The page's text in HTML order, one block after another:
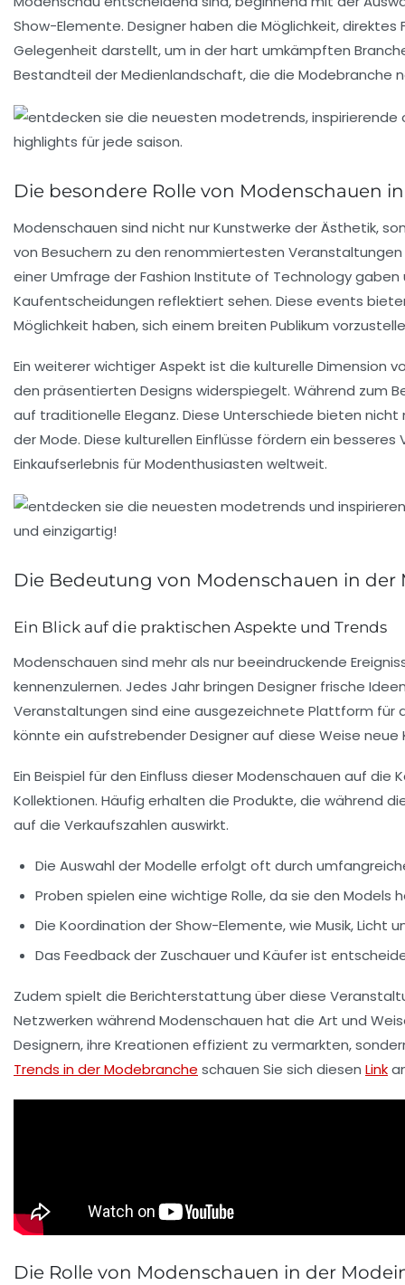
Show-Elemente. Designer haben die Möglichkeit,
Gelegenheit darstellt, um in der hart umkämpften
Bestandteil der Medienlandschaft, die die
Die besondere Rolle von Modenschauen
Modenschauen sind nicht nurKunstwerke derÄsthetik,
von Besuchern zu den renommiertesten
einer Umfrage derFashion Institute of Technologygaben
Kaufentscheidungen reflektiert sehen. Diese events
Möglichkeit haben, sich einem breiten Publikum
Ein weiterer wichtiger Aspekt ist die kulturelle Dimension
den präsentierten Designs widerspiegelt. Während zum
auf traditionelle Eleganz. Diese Unterschiede bieten
derMode. Diese kulturellen Einflüsse fördern ein
Einkaufserlebnis fürModenthusiasten weltweit.
Die Bedeutung von Modenschauen in der
Ein Blick auf die praktischen Aspekte und Trends
Modenschauen sind mehr als nur beeindruckende
kennenzulernen. Jedes Jahr bringen Designer frische
Veranstaltungen sind eine ausgezeichnete Plattform für
könnte ein aufstrebender Designer auf diese Weise
Ein Beispiel für den Einfluss dieser Modenschauen auf die
Kollektionen. Häufig erhalten die Produkte, die während
auf die Verkaufszahlen auswirkt.
Die Auswahl der Modelle erfolgt oft durch
Proben spielen eine wichtige Rolle, da sie den Models
Die Koordination der Show-Elemente, wie Musik, Licht
Das Feedback der Zuschauerund Käufer ist
Zudem spielt die Berichterstattung über diese
Netzwerken während Modenschauen hat die Art und
Designern, ihre Kreationen effizient zu vermarkten,
Trends in der Modebranche schauen Sie sich diesen Link
Die Rolle von Modenschauen in der